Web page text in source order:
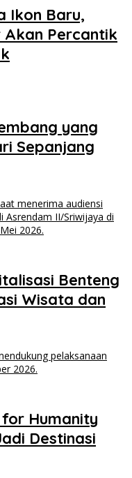
Ikon Baru,
Percantik
yang
Sepanjang
Benteng
Wisata dan
for Humanity
Destinasi